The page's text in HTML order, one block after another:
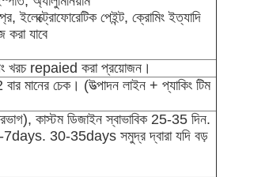
ইলেক্ট্রোফোরেটিক পেইন্ট, ক্রোমিং ইত্যাদি
করা যাবে
খরচ repaied করা প্রয়োজন।
মানের চেক। (উত্পাদন লাইন + প্যাকিং টিম
কাস্টম ডিজাইন স্বাভাবিক 25-35 দিন.
5-7days. 30-35days সমুদ্র দ্বারা যদি বড়